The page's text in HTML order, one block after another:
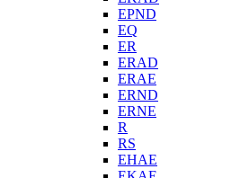
EPND
EQ
ER
ERAD
ERAE
ERND
ERNE
R
RS
EHAE